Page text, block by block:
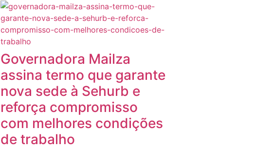
Governadora Mailza
assina termo que garante
nova sede à Sehurb e
reforça compromisso
com melhores condições
de trabalho